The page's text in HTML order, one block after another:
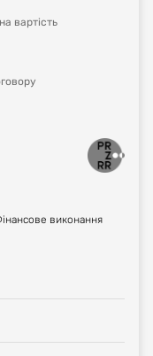
вартість
виконання